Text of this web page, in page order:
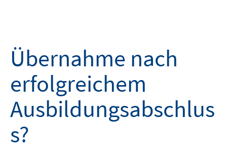
Übernahme nach
erfolgreichem
Ausbildungsabschlus
s?